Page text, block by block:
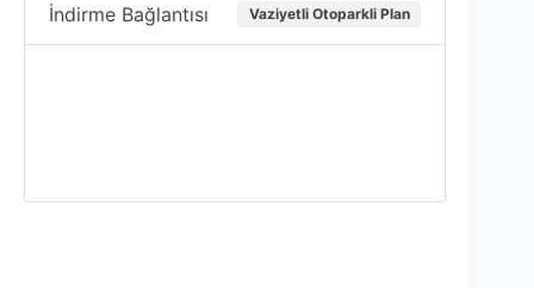
İndirme Bağlantısı Vaziyetli Otoparkli Plan